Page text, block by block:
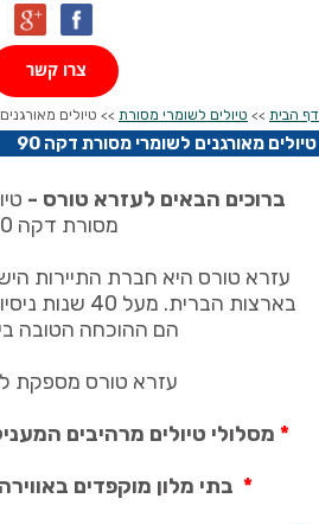
צרו קשר
דף הבית >> טיולים לשומרי מסורת >> טיולים
טיולים מאורגנים לשומרי מסורת דקה 90
ברוכים הבאים לעזרא טורס -
מסורת דקה 90
עזרא טורס היא חברת התיירות
בארצות הברית. מעל 40 שנות
הם ההוכחה הטובה
עזרא טורס מספקת
* מסלולי טיולים מרהיבים
* בתי מלון מוקפדים